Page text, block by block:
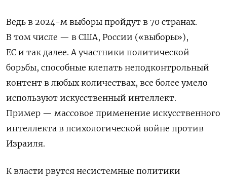
Ведь в 2024-м выборы пройдут в 70 странах.
В том числе — в США, России («выборы»),
ЕС и так далее. А участники политической
борьбы, способные клепать неподконтрольный
контент в любых количествах, все более умело
используют искусственный интеллект.
Пример — массовое применение искусственного
интеллекта в психологической войне против
Израиля.
К власти рвутся несистемные политики